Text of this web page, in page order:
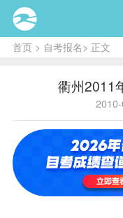
首页> 自考报名> 正文
衢州2011